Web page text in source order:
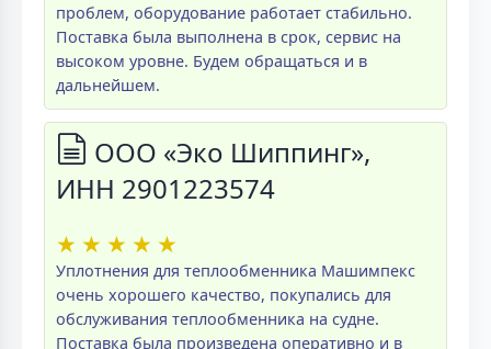
проблем, оборудование работает стабильно.
Поставка была выполнена в срок, сервис на
высоком уровне. Будем обращаться и в
дальнейшем.
ООО «Эко Шиппинг»,
ИНН 2901223574
★ ★ ★ ★ ★
Уплотнения для теплообменника Машимпекс
очень хорошего качество, покупались для
обслуживания теплообменника на судне.
Поставка была произведена оперативно и в